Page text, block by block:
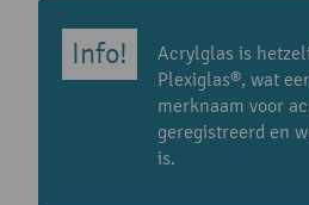
Acrylglas is
Plexiglas®, wat
merknaam voor
geregistreerd en
is.